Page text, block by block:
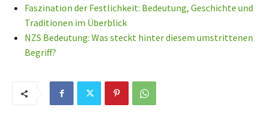
Faszination der Festlichkeit: Bedeutung, Geschichte und
Traditionen im Überblick
NZS Bedeutung: Was steckt hinter diesem umstrittenen
Begriff?